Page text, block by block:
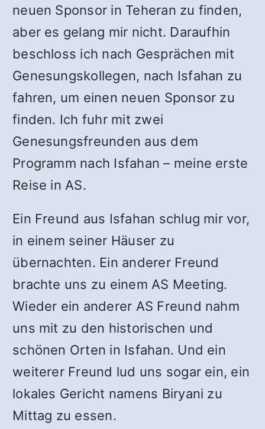
neuen Sponsor in Teheran zu finden,
aber es gelang mir nicht. Daraufhin
beschloss ich nach Gesprächen mit
Genesungskollegen, nach Isfahan zu
fahren, um einen neuen Sponsor zu
finden. Ich fuhr mit zwei
Genesungsfreunden aus dem
Programm nach Isfahan – meine erste
Reise in AS.
Ein Freund aus Isfahan schlug mir vor,
in einem seiner Häuser zu
übernachten. Ein anderer Freund
brachte uns zu einem AS Meeting.
Wieder ein anderer AS Freund nahm
uns mit zu den historischen und
schönen Orten in Isfahan. Und ein
weiterer Freund lud uns sogar ein, ein
lokales Gericht namens Biryani zu
Mittag zu essen.